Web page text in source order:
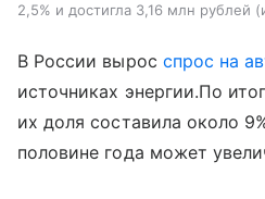
2,5% и достигла 3,16 млн рублей
В России вырос спрос на
источниках энергии.По
их доля составила около
половине года может